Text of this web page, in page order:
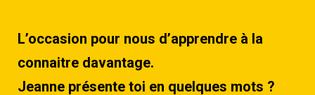
L’occasion pour nous d’apprendre à la
connaitre davantage.
Jeanne présente toi en quelques mots ?